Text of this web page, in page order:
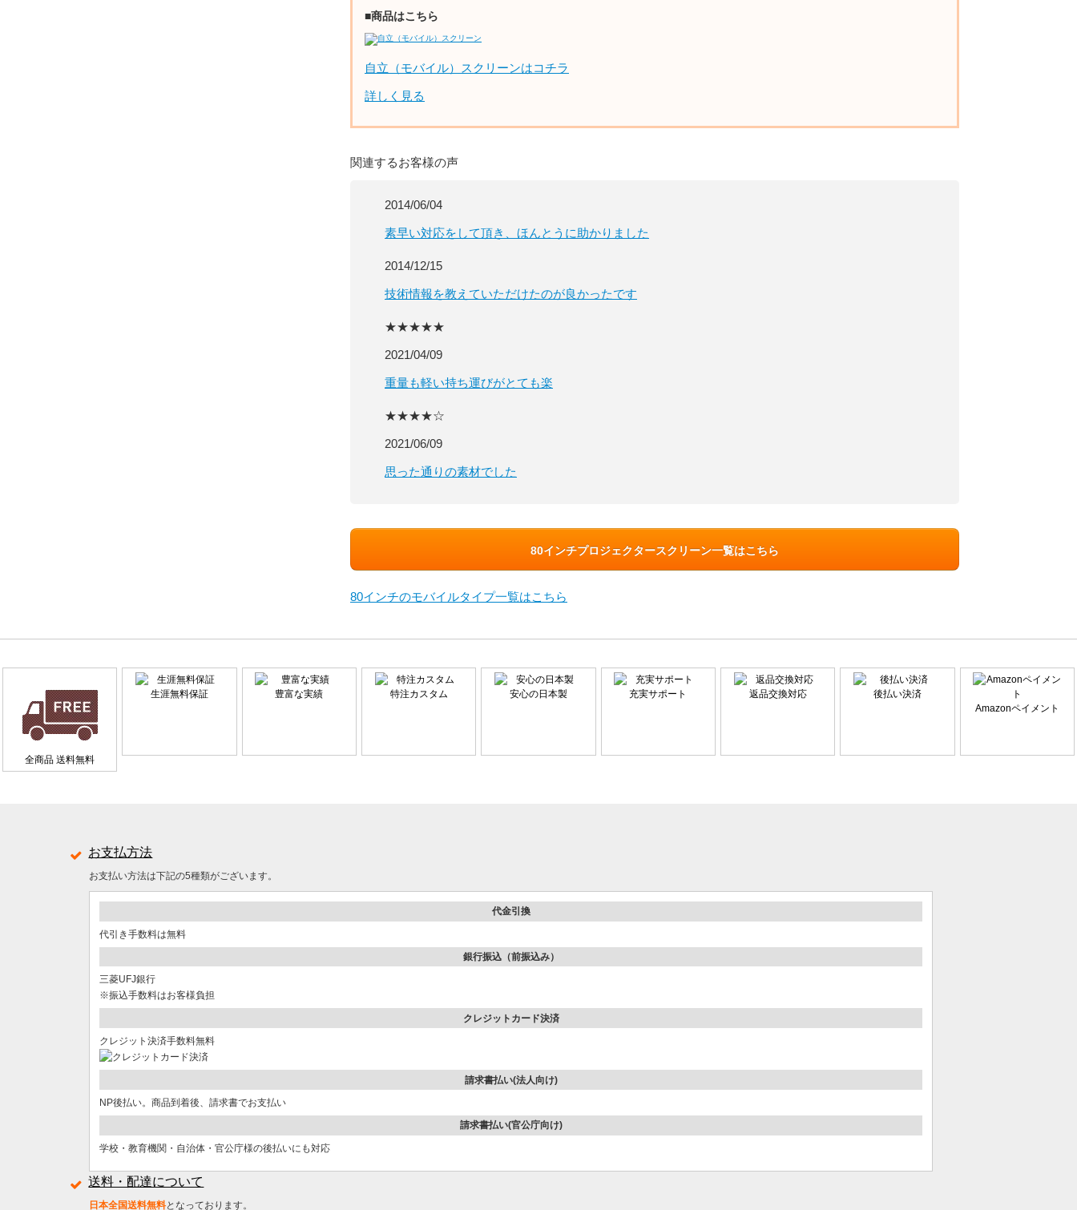
■商品はこちら
自立（モバイル）スクリーンはコチラ
詳しく見る
関連するお客様の声
2014/06/04
素早い対応をして頂き、ほんとうに助かりました
2014/12/15
技術情報を教えていただけたのが良かったです
★★★★★
2021/04/09
重量も軽い持ち運びがとても楽
★★★★☆
2021/06/09
思った通りの素材でした
80インチプロジェクタースクリーン一覧はこちら
80インチのモバイルタイプ一覧はこちら
全商品 送料無料
生涯無料保証 豊富な実績 特注カスタム 安心の日本製 充実サポート 返品交換対応
後払い決済
Amazonペイメント
お支払方法
お支払い方法は下記の5種類がございます。
代金引換
代引き手数料は無料
銀行振込（前振込み）
三菱UFJ銀行
※振込手数料はお客様負担
クレジットカード決済
クレジット決済手数料無料
請求書払い(法人向け)
NP後払い。商品到着後、請求書でお支払い
請求書払い(官公庁向け)
学校・教育機関・自治体・官公庁様の後払いにも対応
送料・配達について
日本全国送料無料となっております。